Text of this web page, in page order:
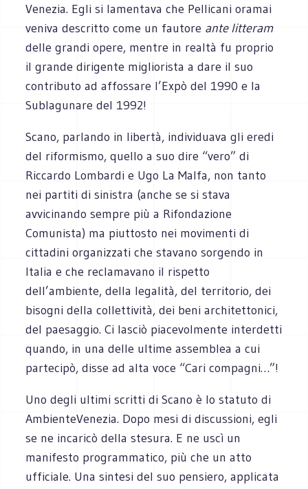
Venezia. Egli si lamentava che Pellicani oramai
veniva descritto come un fautore ante litteram
delle grandi opere, mentre in realtà fu proprio
il grande dirigente migliorista a dare il suo
contributo ad affossare l’Expò del 1990 e la
Sublagunare del 1992!
Scano, parlando in libertà, individuava gli eredi
del riformismo, quello a suo dire “vero” di
Riccardo Lombardi e Ugo La Malfa, non tanto
nei partiti di sinistra (anche se si stava
avvicinando sempre più a Rifondazione
Comunista) ma piuttosto nei movimenti di
cittadini organizzati che stavano sorgendo in
Italia e che reclamavano il rispetto
dell’ambiente, della legalità, del territorio, dei
bisogni della collettività, dei beni architettonici,
del paesaggio. Ci lasciò piacevolmente interdetti
quando, in una delle ultime assemblea a cui
partecipò, disse ad alta voce “Cari compagni…”!
Uno degli ultimi scritti di Scano è lo statuto di
AmbienteVenezia. Dopo mesi di discussioni, egli
se ne incaricò della stesura. E ne uscì un
manifesto programmatico, più che un atto
ufficiale. Una sintesi del suo pensiero, applicata